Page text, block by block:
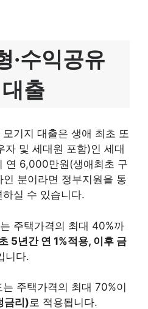
·수익공유
출
모기지 대출은 생애 최초 또
자 및 세대원 포함)인 세대
연 6,000만원(생애최초 구
분이라면 정부지원을 통
실 수 있습니다.
주택가격의 최대 40%까
5년간 연 1%적용, 이후 금
니다.
주택가격의 최대 70%이
금리)로 적용됩니다.